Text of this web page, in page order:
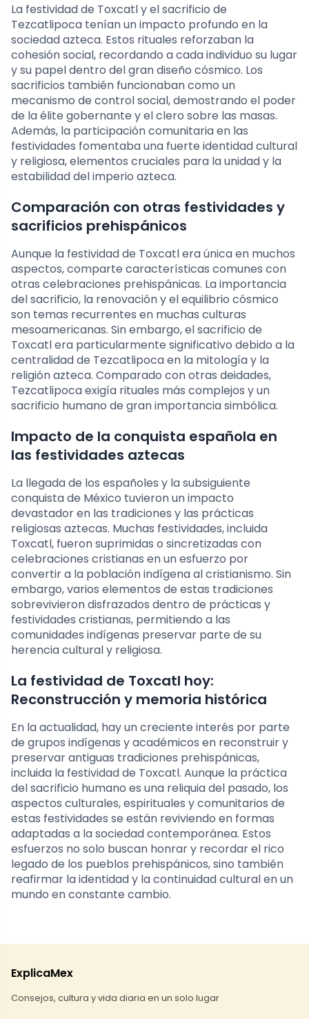
La festividad de Toxcatl y el sacrificio de
Tezcatlipoca tenían un impacto profundo en la
sociedad azteca. Estos rituales reforzaban la
cohesión social, recordando a cada individuo su lugar
y su papel dentro del gran diseño cósmico. Los
sacrificios también funcionaban como un
mecanismo de control social, demostrando el poder
de la élite gobernante y el clero sobre las masas.
Además, la participación comunitaria en las
festividades fomentaba una fuerte identidad cultural
y religiosa, elementos cruciales para la unidad y la
estabilidad del imperio azteca.
Comparación con otras festividades y
sacrificios prehispánicos
Aunque la festividad de Toxcatl era única en muchos
aspectos, comparte características comunes con
otras celebraciones prehispánicas. La importancia
del sacrificio, la renovación y el equilibrio cósmico
son temas recurrentes en muchas culturas
mesoamericanas. Sin embargo, el sacrificio de
Toxcatl era particularmente significativo debido a la
centralidad de Tezcatlipoca en la mitología y la
religión azteca. Comparado con otras deidades,
Tezcatlipoca exigía rituales más complejos y un
sacrificio humano de gran importancia simbólica.
Impacto de la conquista española en
las festividades aztecas
La llegada de los españoles y la subsiguiente
conquista de México tuvieron un impacto
devastador en las tradiciones y las prácticas
religiosas aztecas. Muchas festividades, incluida
Toxcatl, fueron suprimidas o sincretizadas con
celebraciones cristianas en un esfuerzo por
convertir a la población indígena al cristianismo. Sin
embargo, varios elementos de estas tradiciones
sobrevivieron disfrazados dentro de prácticas y
festividades cristianas, permitiendo a las
comunidades indígenas preservar parte de su
herencia cultural y religiosa.
La festividad de Toxcatl hoy:
Reconstrucción y memoria histórica
En la actualidad, hay un creciente interés por parte
de grupos indígenas y académicos en reconstruir y
preservar antiguas tradiciones prehispánicas,
incluida la festividad de Toxcatl. Aunque la práctica
del sacrificio humano es una reliquia del pasado, los
aspectos culturales, espirituales y comunitarios de
estas festividades se están reviviendo en formas
adaptadas a la sociedad contemporánea. Estos
esfuerzos no solo buscan honrar y recordar el rico
legado de los pueblos prehispánicos, sino también
reafirmar la identidad y la continuidad cultural en un
mundo en constante cambio.
ExplicaMex
Consejos, cultura y vida diaria en un solo lugar